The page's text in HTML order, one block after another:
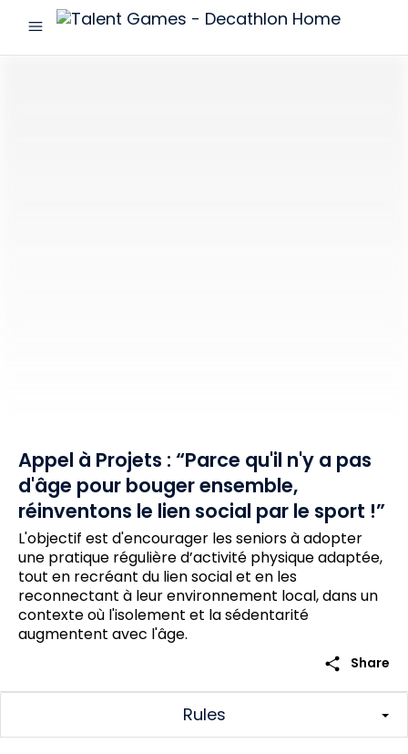
menu
Talent
Appel à Projets : “Parce qu'il n'y a pas
d'âge pour bouger ensemble,
réinventons le lien social par le sport !”
L'objectif est d'encourager les seniors à adopter
une pratique régulière d’activité physique adaptée,
tout en recréant du lien social et en les
reconnectant à leur environnement local, dans un
contexte où l'isolement et la sédentarité
augmentent avec l'âge.
share Share
Rules